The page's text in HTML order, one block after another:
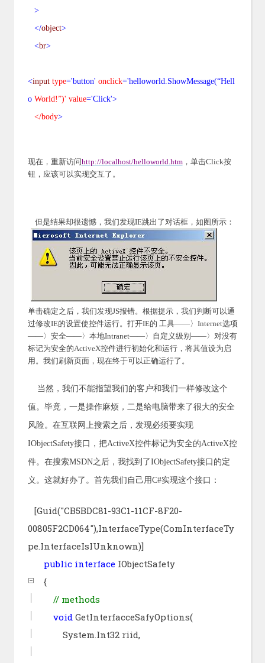
>
</object>
<br>
<input type='button' onclick='helloworld.ShowMessage(“Hell
o World!”)' value='Click'>
</body>
现在，重新访问http://localhost/helloworld.htm，单击Click按
钮，应该可以实现交互了。
但是结果却很遗憾，我们发现IE跳出了对话框，如图所示：
单击确定之后，我们发现JS报错。根据提示，我们判断可以通
过修改IE的设置使控件运行。打开IE的 工具——〉Internet选项
——〉安全——〉本地Intranet——〉自定义级别——〉对没有
标记为安全的ActiveX控件进行初始化和运行，将其值设为启
用。我们刷新页面，现在终于可以正确运行了。
当然，我们不能指望我们的客户和我们一样修改这个
值。毕竟，一是操作麻烦，二是给电脑带来了很大的安全
风险。在互联网上搜索之后，发现必须要实现
IObjectSafety接口，把ActiveX控件标记为安全的ActiveX控
件。在搜索MSDN之后，我找到了IObjectSafety接口的定
义。这就好办了。首先我们自己用C#实现这个接口：
[Guid("CB5BDC81-93C1-11CF-8F20-
00805F2CD064"),InterfaceType(ComInterfaceTy
pe.InterfaceIsIUnknown)]
public interfaceIObjectSafety
{
//methods
voidGetInterfacceSafyOptions(
System.Int32 riid,